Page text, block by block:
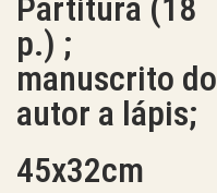
Partitura (18
p.) ;
manuscrito do
autor a lápis;
45x32cm